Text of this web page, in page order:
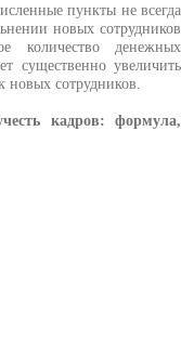
пункты не всегда
новых сотрудников
количество денежных
существенно увеличить
новых сотрудников.
кадров: формула,